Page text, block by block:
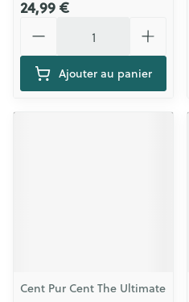
24,99 €
Ajouter au panier
Cent Pur Cent The Ultimate